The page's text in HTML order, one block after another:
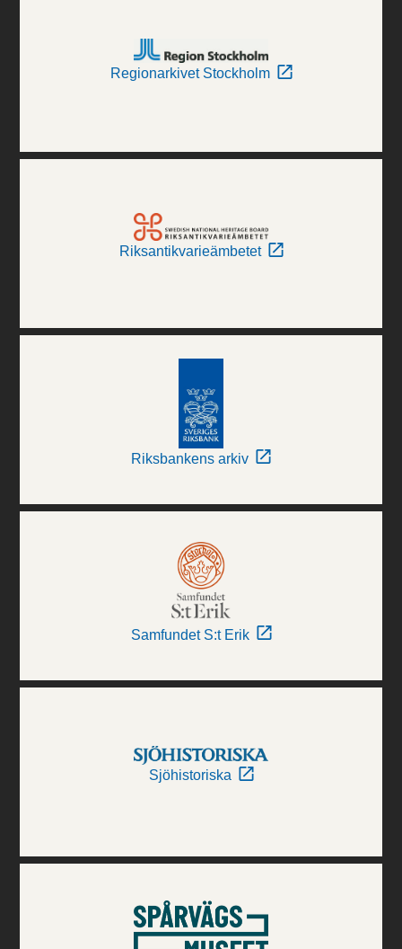
Regionarkivet Stockholm
Riksantikvarieämbetet
Riksbankens arkiv
Samfundet S:t Erik
Sjöhistoriska